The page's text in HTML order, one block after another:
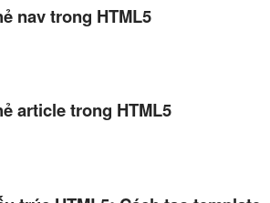
nav trong HTML5
article trong HTML5